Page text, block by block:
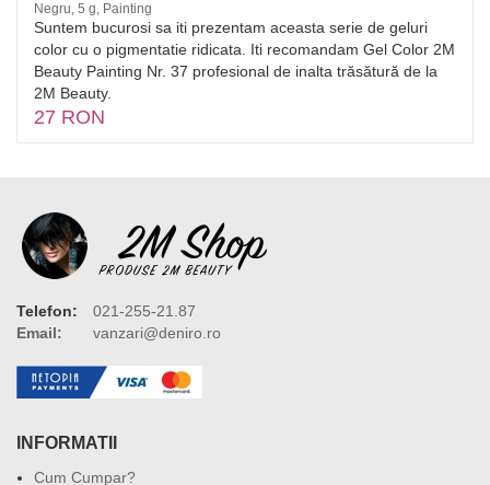
Negru, 5 g, Painting
Suntem bucurosi sa iti prezentam aceasta serie de geluri
color cu o pigmentatie ridicata. Iti recomandam Gel Color 2M
Beauty Painting Nr. 37 profesional de inalta trăsătură de la
2M Beauty.
27 RON
Telefon:
021-255-21.87
Email:
vanzari@deniro.ro
INFORMATII
Cum Cumpar?